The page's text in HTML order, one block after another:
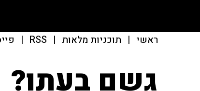
ראשי | תוכניות מלאות |
RSS
|
גשם בעתו?